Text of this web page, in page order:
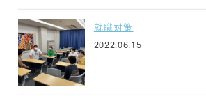
就職対策
2022.06.15